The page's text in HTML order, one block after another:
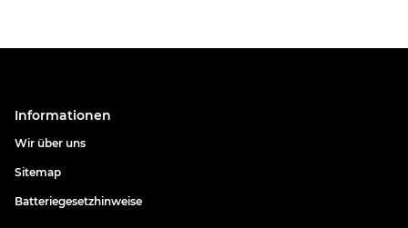
Informationen
Wir über uns
Sitemap
Batteriegesetzhinweise